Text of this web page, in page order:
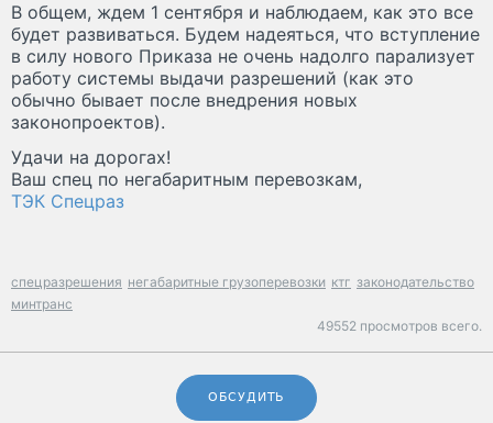
В общем, ждем 1 сентября и наблюдаем, как это все
будет развиваться. Будем надеяться, что вступление
в силу нового Приказа не очень надолго парализует
работу системы выдачи разрешений (как это
обычно бывает после внедрения новых
законопроектов).
Удачи на дорогах!
Ваш спец по негабаритным перевозкам,
ТЭК Спецраз
спецразрешения негабаритные грузоперевозки ктг законодательство
минтранс
49552 просмотров всего.
ОБСУДИТЬ